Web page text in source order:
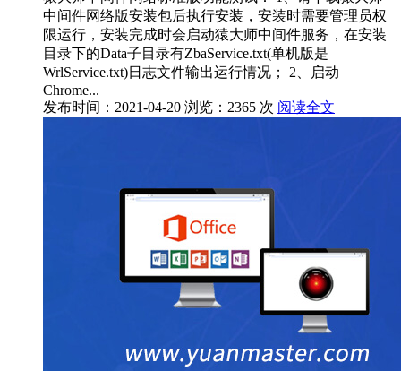
中间件网络版安装包后执行安装，安装时需要管理员权
限运行，安装完成时会启动猿大师中间件服务，在安装
目录下的Data子目录有ZbaService.txt(单机版是
WrlService.txt)日志文件输出运行情况； 2、启动
Chrome...
发布时间：2021-04-20 浏览：2365 次 阅读全文